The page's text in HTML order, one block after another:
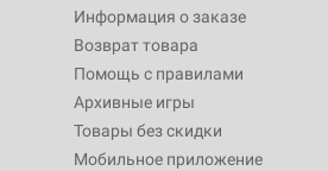
Информация о заказе
Возврат товара
Помощь с правилами
Архивные игры
Товары без скидки
Мобильное приложение